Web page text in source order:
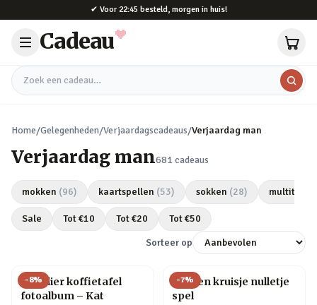
✔ Voor 22:45 besteld, morgen in huis!
Cadeau
Zoek een cadeau
Home/Gelegenheden/Verjaardagscadeaus/Verjaardag man
Verjaardag man681 cadeaus
mokken (96) kaartspellen (53) sokken (28) multitools
Sale Tot €10 Tot €20 Tot €50
Sorteer op
-8%
Huisdier koffietafel
fotoalbum – Kat
-7%
Houten kruisje nulletje
spel